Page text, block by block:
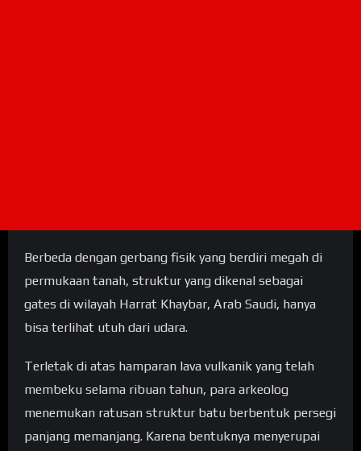
Berbeda dengan gerbang fisik yang berdiri megah di
permukaan tanah, struktur yang dikenal sebagai
gates di wilayah Harrat Khaybar, Arab Saudi, hanya
bisa terlihat utuh dari udara.
Terletak di atas hamparan lava vulkanik yang telah
membeku selama ribuan tahun, para arkeolog
menemukan ratusan struktur batu berbentuk persegi
panjang memanjang. Karena bentuknya menyerupai